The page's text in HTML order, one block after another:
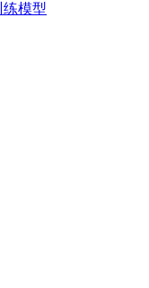
模型